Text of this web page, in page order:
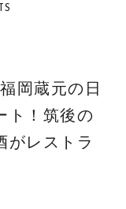
岡蔵元の日
ト！筑後の
がレストラ